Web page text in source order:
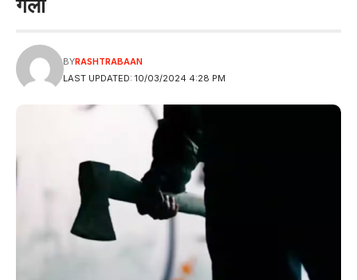
गला
LAST UPDATED: 10/03/2024 4:28 PM
BYRASHTRABAAN